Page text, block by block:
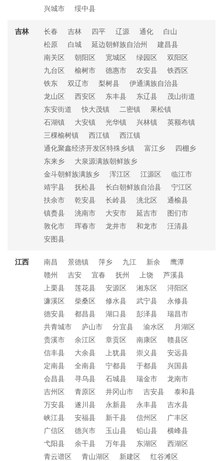
兴城市
绥中县
吉林 长春 吉林 四平 辽源 通化
白山
松原
白城 延边朝鲜族自治州
建昌县
南关区
朝阳区 宽城区 绿园区
双阳区
九台区
榆树市 德惠市 农安县
铁西区
铁东
双辽市 梨树县
伊通满族自治县
龙山区
西安区 东丰县 东辽县
茂山街道
东安街道
快大茂镇 二密镇
果松镇
石湖镇
大安镇 光华镇 兴林镇
英额布镇
三棵榆树镇
西江镇
西江镇
通化聚鑫经济开发区特殊乡镇
富江乡
四棚乡
东来乡
大泉源满族朝鲜族乡
金斗朝鲜族满族乡
浑江区 江源区
临江市
靖宇县
抚松县 长白朝鲜族自治县
宁江区
扶余市
乾安县 长岭县 洮北区
通榆县
镇赉县
洮南市 大安市 延吉市
图们市
敦化市
珲春市 龙井市 和龙市
汪清县
安图县
江西 南昌 景德镇 萍乡 九江 新余
鹰潭
赣州
吉安 宜春 抚州 上饶
芦溪县
上栗县
莲花县 安源区 湘东区
浔阳区
濂溪区
柴桑区 修水县 武宁县
永修县
德安县
都昌县 湖口县 彭泽县
瑞昌市
共青城市
庐山市 分宜县 渝水区
月湖区
贵溪市
余江区 章贡区 南康区
赣县区
信丰县
大余县 上犹县 崇义县
安远县
定南县
全南县 宁都县 于都县
兴国县
会昌县
寻乌县 石城县 瑞金市
龙南市
吉州区
青原区 井冈山市 吉安县
泰和县
万安县
遂川县 永新县 永丰县
吉水县
峡江县
安福县 新干县 信州区
广丰区
广信区
德兴市 玉山县 铅山县
横峰县
弋阳县
余干县 万年县 东湖区
西湖区
青云谱区
青山湖区 新建区
红谷滩区